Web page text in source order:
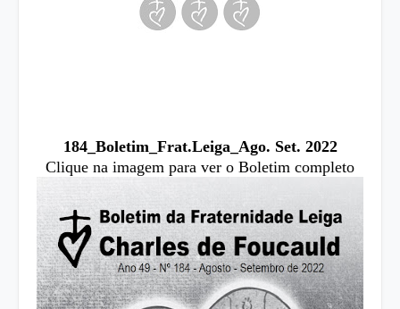
184_Boletim_Frat.Leiga_Ago. Set. 2022
Clique na imagem para ver o Boletim completo